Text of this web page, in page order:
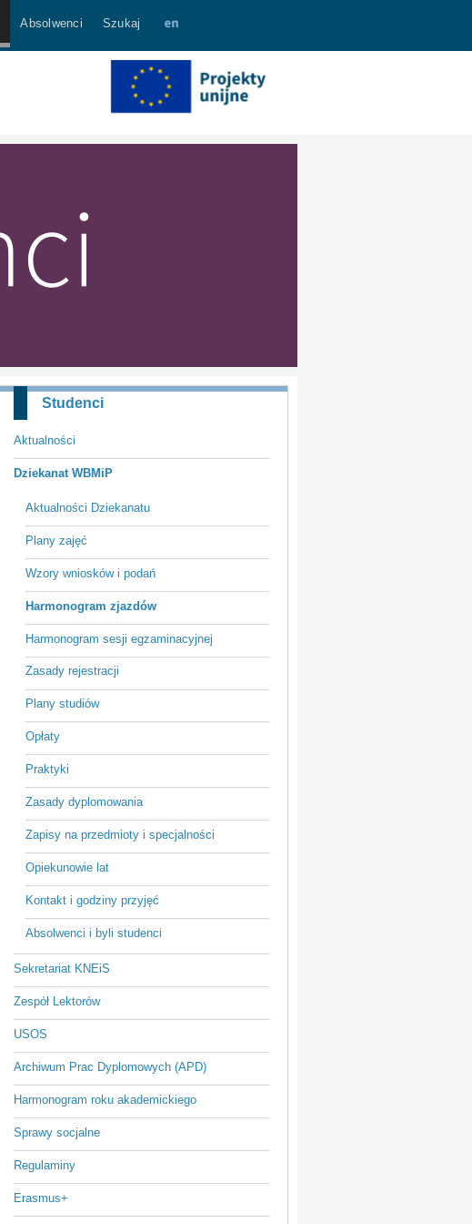
Absolwenci Szukaj
Studenci
Aktualności
Dziekanat WBMiP
Aktualności Dziekanatu
Plany zajęć
Wzory wniosków i podań
Harmonogram zjazdów
Harmonogram sesji egzaminacyjnej
Zasady rejestracji
Plany studiów
Opłaty
Praktyki
Zasady dyplomowania
Zapisy na przedmioty i specjalności
Opiekunowie lat
Kontakt i godziny przyjęć
Absolwenci i byli studenci
Sekretariat KNEiS
Zespół Lektorów
USOS
Archiwum Prac Dyplomowych (APD)
Harmonogram roku akademickiego
Sprawy socjalne
Regulaminy
Erasmus+